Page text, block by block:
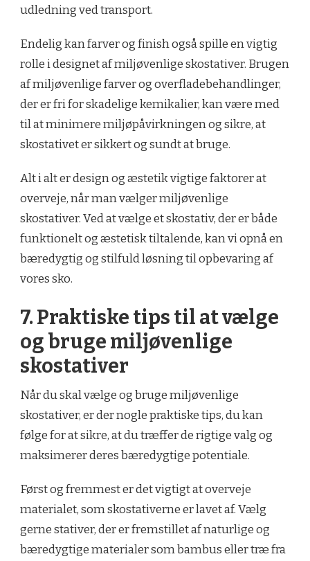
udledning ved transport.
Endelig kan farver og finish også spille en vigtig
rolle i designet af miljøvenlige skostativer. Brugen
af miljøvenlige farver og overfladebehandlinger,
der er fri for skadelige kemikalier, kan være med
til at minimere miljøpåvirkningen og sikre, at
skostativet er sikkert og sundt at bruge.
Alt i alt er design og æstetik vigtige faktorer at
overveje, når man vælger miljøvenlige
skostativer. Ved at vælge et skostativ, der er både
funktionelt og æstetisk tiltalende, kan vi opnå en
bæredygtig og stilfuld løsning til opbevaring af
vores sko.
7. Praktiske tips til at vælge
og bruge miljøvenlige
skostativer
Når du skal vælge og bruge miljøvenlige
skostativer, er der nogle praktiske tips, du kan
følge for at sikre, at du træffer de rigtige valg og
maksimerer deres bæredygtige potentiale.
Først og fremmest er det vigtigt at overveje
materialet, som skostativerne er lavet af. Vælg
gerne stativer, der er fremstillet af naturlige og
bæredygtige materialer som bambus eller træ fra